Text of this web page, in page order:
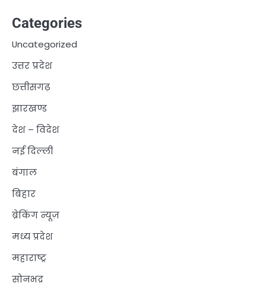
Categories
Uncategorized
उत्तर प्रदेश
छत्तीसगढ़
झारखण्ड
देश – विदेश
नई दिल्ली
बंगाल
बिहार
ब्रेकिंग न्यूज़
मध्य प्रदेश
महाराष्ट्र
सोनभद्र